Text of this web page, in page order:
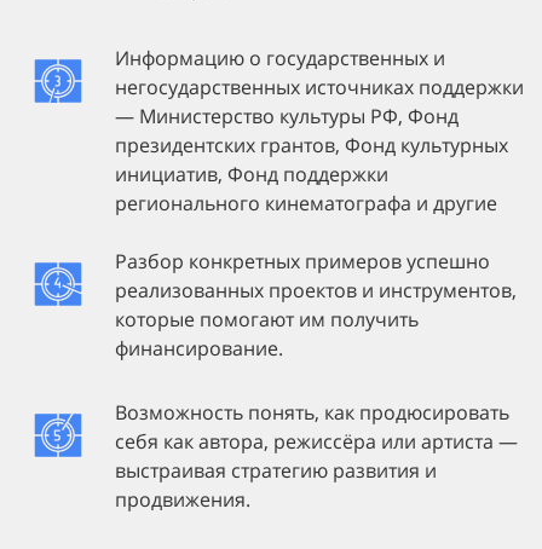
Информацию о государственных и
негосударственных источниках поддержки
— Министерство культуры РФ, Фонд
президентских грантов, Фонд культурных
инициатив, Фонд поддержки
регионального кинематографа и другие
Разбор конкретных примеров успешно
реализованных проектов и инструментов,
которые помогают им получить
финансирование.
Возможность понять, как продюсировать
себя как автора, режиссёра или артиста —
выстраивая стратегию развития и
продвижения.